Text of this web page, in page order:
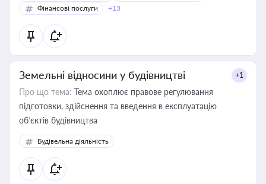
Фінансові послуги
+13
Земельні відносини у будівництві +1
Про що тема: Тема охоплює правове регулювання
підготовки, здійснення та введення в експлуатацію
об’єктів будівництва
Будівельна діяльність